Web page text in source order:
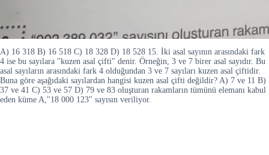
A) 16 318 B) 16 518 C) 18 328 D) 18 528 15. İki asal sayının arasındaki fark
4 ise bu sayılara "kuzen asal çifti" denir. Örneğin, 3 ve 7 birer asal sayıdır. Bu
asal sayıların arasındaki fark 4 olduğundan 3 ve 7 sayıları kuzen asal çiftidir.
Buna göre aşağıdaki sayılardan hangisi kuzen asal çifti değildir? A) 7 ve 11 B)
37 ve 41 C) 53 ve 57 D) 79 ve 83 oluşturan rakamların tümünü elemanı kabul
eden küme A,"18 000 123" sayısın veriliyor.